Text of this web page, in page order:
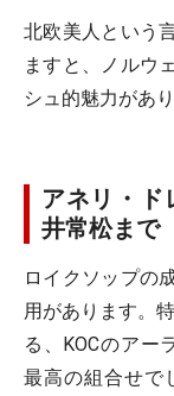
北欧美人という
ますと、ノルウ
シュ的魅力があり
アネリ・ド
井常松まで
ロイクソップの
用があります。
る、KOCのアー
最高の組合せで